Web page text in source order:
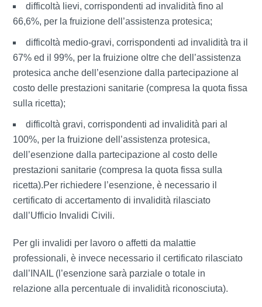
difficoltà lievi, corrispondenti ad invalidità fino al
66,6%, per la fruizione dell’assistenza protesica;
difficoltà medio-gravi, corrispondenti ad invalidità tra il
67% ed il 99%, per la fruizione oltre che dell’assistenza
protesica anche dell’esenzione dalla partecipazione al
costo delle prestazioni sanitarie (compresa la quota fissa
sulla ricetta);
difficoltà gravi, corrispondenti ad invalidità pari al
100%, per la fruizione dell’assistenza protesica,
dell’esenzione dalla partecipazione al costo delle
prestazioni sanitarie (compresa la quota fissa sulla
ricetta).Per richiedere l’esenzione, è necessario il
certificato di accertamento di invalidità rilasciato
dall’Ufficio Invalidi Civili.
Per gli invalidi per lavoro o affetti da malattie
professionali, è invece necessario il certificato rilasciato
dall’INAIL (l’esenzione sarà parziale o totale in
relazione alla percentuale di invalidità riconosciuta).